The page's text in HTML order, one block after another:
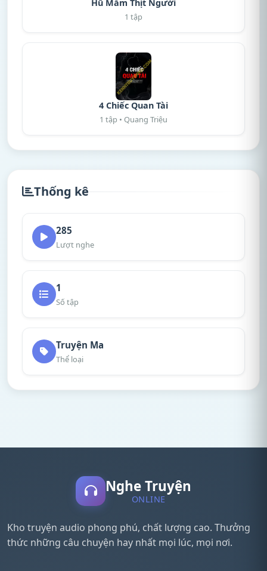
Hũ Mắm Thịt Người
1 tập
4 Chiếc Quan Tài
1 tập • Quang Triệu
Thống kê
285
Lượt nghe
1
Số tập
Truyện Ma
Thể loại
Nghe Truyện
ONLINE
Kho truyện audio phong phú, chất lượng cao. Thưởng
thức những câu chuyện hay nhất mọi lúc, mọi nơi.